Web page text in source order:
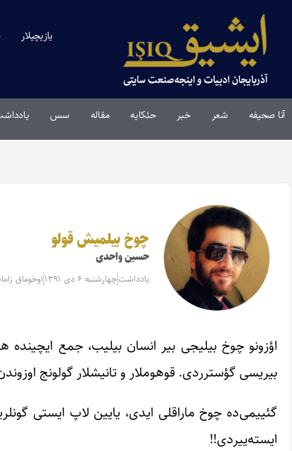
یازیچیلار
آنا صحیفه شعر خبر حئکایه مقاله‌ سس
چوخ بیلمیش قولو
حسین واحدی
یادداشتچهارشنبه ۶ دی ۱۳۹۱ اوخوماق زامانی: 2
اؤزونو چوخ بیلیجی بیر انسان بیلیب، جمع
بیریسی گؤسترردی. قوهوملار و تانیشلار گولونج
گئییمی‌ده چوخ ماراقلی ایدی، یایین لاپ ایستی
ایسته‌ییردی!!